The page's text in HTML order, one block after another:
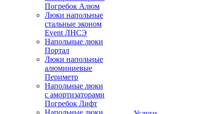
Погребок Алюм
Люки напольные
стальные эконом
Event ЛНСЭ
Напольные люки
Портал
Люки напольные
алюминиевые
Периметр
Напольные люки
с амортизаторами
Погребок Лифт
Напольные люки